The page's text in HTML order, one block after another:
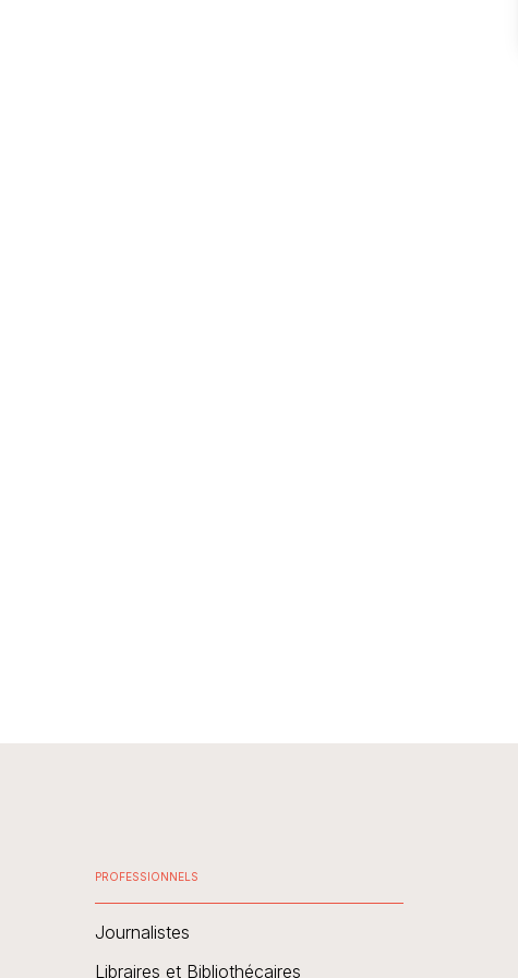
PROFESSIONNELS
Journalistes
Libraires et Bibliothécaires